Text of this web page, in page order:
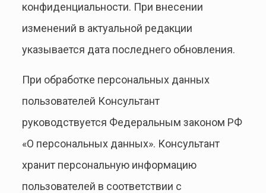
конфиденциальности. При внесении
изменений в актуальной редакции
указывается дата последнего обновления.
При обработке персональных данных
пользователей Консультант
руководствуется Федеральным законом РФ
«О персональных данных». Консультант
хранит персональную информацию
пользователей в соответствии с